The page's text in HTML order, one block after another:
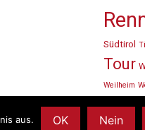
Südtirol
Tour
Weilheim
aus. OK Nein